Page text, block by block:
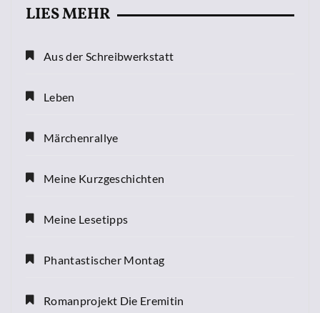
LIES MEHR
Aus der Schreibwerkstatt
Leben
Märchenrallye
Meine Kurzgeschichten
Meine Lesetipps
Phantastischer Montag
Romanprojekt Die Eremitin